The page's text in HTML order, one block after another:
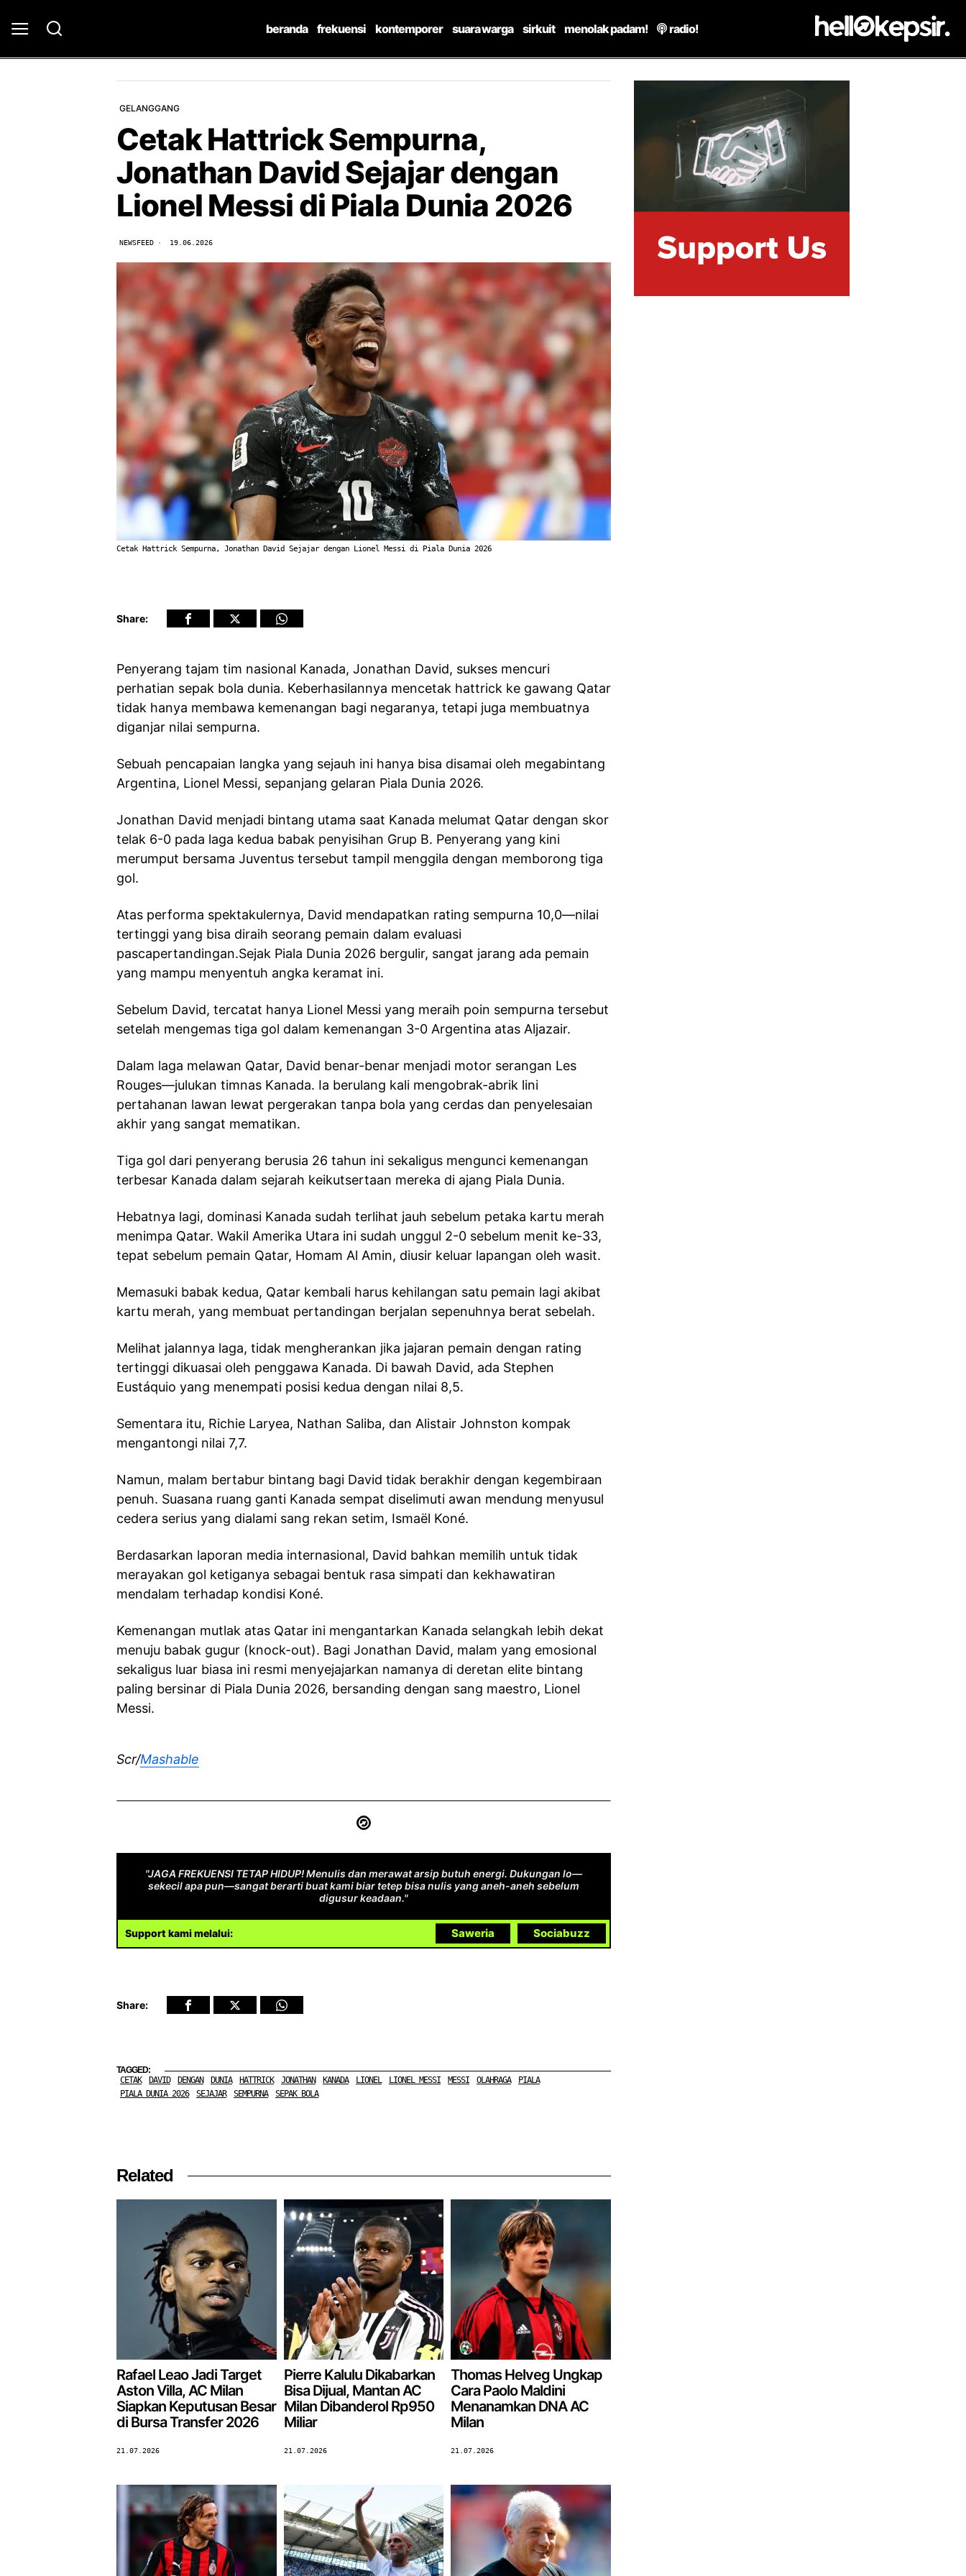
beranda frekuensi kontemporer suara warga sirkuit menolak padam! radio!
GELANGGANG
Cetak Hattrick Sempurna,
Jonathan David Sejajar dengan
Lionel Messi di Piala Dunia 2026
NEWSFEED 19.06.2026
Cetak Hattrick Sempurna, Jonathan David Sejajar dengan Lionel Messi di Piala Dunia 2026
Share:
Penyerang tajam tim nasional Kanada, Jonathan David, sukses mencuri
perhatian sepak bola dunia. Keberhasilannya mencetak hattrick ke gawang Qatar
tidak hanya membawa kemenangan bagi negaranya, tetapi juga membuatnya
diganjar nilai sempurna.
Sebuah pencapaian langka yang sejauh ini hanya bisa disamai oleh megabintang
Argentina, Lionel Messi, sepanjang gelaran Piala Dunia 2026.
Jonathan David menjadi bintang utama saat Kanada melumat Qatar dengan skor
telak 6-0 pada laga kedua babak penyisihan Grup B. Penyerang yang kini
merumput bersama Juventus tersebut tampil menggila dengan memborong tiga
gol.
Atas performa spektakulernya, David mendapatkan rating sempurna 10,0—nilai
tertinggi yang bisa diraih seorang pemain dalam evaluasi
pascapertandingan.Sejak Piala Dunia 2026 bergulir, sangat jarang ada pemain
yang mampu menyentuh angka keramat ini.
Sebelum David, tercatat hanya Lionel Messi yang meraih poin sempurna tersebut
setelah mengemas tiga gol dalam kemenangan 3-0 Argentina atas Aljazair.
Dalam laga melawan Qatar, David benar-benar menjadi motor serangan Les
Rouges—julukan timnas Kanada. Ia berulang kali mengobrak-abrik lini
pertahanan lawan lewat pergerakan tanpa bola yang cerdas dan penyelesaian
akhir yang sangat mematikan.
Tiga gol dari penyerang berusia 26 tahun ini sekaligus mengunci kemenangan
terbesar Kanada dalam sejarah keikutsertaan mereka di ajang Piala Dunia.
Hebatnya lagi, dominasi Kanada sudah terlihat jauh sebelum petaka kartu merah
menimpa Qatar. Wakil Amerika Utara ini sudah unggul 2-0 sebelum menit ke-33,
tepat sebelum pemain Qatar, Homam Al Amin, diusir keluar lapangan oleh wasit.
Memasuki babak kedua, Qatar kembali harus kehilangan satu pemain lagi akibat
kartu merah, yang membuat pertandingan berjalan sepenuhnya berat sebelah.
Melihat jalannya laga, tidak mengherankan jika jajaran pemain dengan rating
tertinggi dikuasai oleh penggawa Kanada. Di bawah David, ada Stephen
Eustáquio yang menempati posisi kedua dengan nilai 8,5.
Sementara itu, Richie Laryea, Nathan Saliba, dan Alistair Johnston kompak
mengantongi nilai 7,7.
Namun, malam bertabur bintang bagi David tidak berakhir dengan kegembiraan
penuh. Suasana ruang ganti Kanada sempat diselimuti awan mendung menyusul
cedera serius yang dialami sang rekan setim, Ismaël Koné.
Berdasarkan laporan media internasional, David bahkan memilih untuk tidak
merayakan gol ketiganya sebagai bentuk rasa simpati dan kekhawatiran
mendalam terhadap kondisi Koné.
Kemenangan mutlak atas Qatar ini mengantarkan Kanada selangkah lebih dekat
menuju babak gugur (knock-out). Bagi Jonathan David, malam yang emosional
sekaligus luar biasa ini resmi menyejajarkan namanya di deretan elite bintang
paling bersinar di Piala Dunia 2026, bersanding dengan sang maestro, Lionel
Messi.
Scr/Mashable
"JAGA FREKUENSI TETAP HIDUP! Menulis dan merawat arsip butuh energi. Dukungan lo—
sekecil apa pun—sangat berarti buat kami biar tetep bisa nulis yang aneh-aneh sebelum
digusur keadaan."
Support kami melalui: Saweria Sociabuzz
Share:
TAGGED:
CETAK
DAVID DENGAN DUNIA HATTRICK JONATHAN KANADA LIONEL LIONEL MESSI MESSI OLAHRAGA
PIALA
PIALA DUNIA 2026
SEJAJAR SEMPURNA SEPAK BOLA
Related
Rafael Leao Jadi Target
Aston Villa, AC Milan
Siapkan Keputusan Besar
di Bursa Transfer 2026
21.07.2026
Pierre Kalulu Dikabarkan
Bisa Dijual, Mantan AC
Milan Dibanderol Rp950
Miliar
21.07.2026
Thomas Helveg Ungkap
Cara Paolo Maldini
Menanamkan DNA AC
Milan
21.07.2026